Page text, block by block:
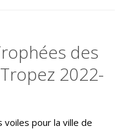
des
2022-
voiles pour la ville de